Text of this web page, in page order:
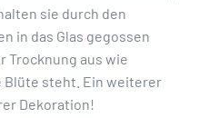
sie durch den
in das Glas gegossen
Trocknung aus wie
Blüte steht. Ein weiterer
Dekoration!